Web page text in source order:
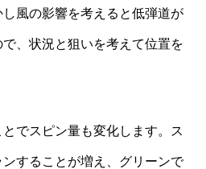
風の影響を考えると低弾道が
、状況と狙いを考えて位置を
でスピン量も変化します。ス
することが増え、グリーンで